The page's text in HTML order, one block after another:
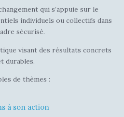
qui s’appuie sur le
individuels ou collectifs dans
sécurisé.
visant des résultats concrets
durables.
de thèmes :
à son action